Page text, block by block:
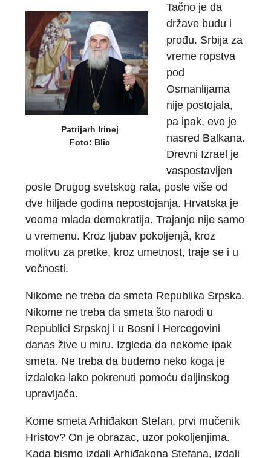
Patrijarh Irinej
Foto: Blic
Tačno je da
države budu i
prođu. Srbija za
vreme ropstva
pod
Osmanlijama
nije postojala,
pa ipak, evo je
nasred Balkana.
Drevni Izrael je
vaspostavljen
posle Drugog svetskog rata, posle više od
dve hiljade godina nepostojanja. Hrvatska je
veoma mlada demokratija. Trajanje nije samo
u vremenu. Kroz ljubav pokoljenjâ, kroz
molitvu za pretke, kroz umetnost, traje se i u
večnosti.
Nikome ne treba da smeta Republika Srpska.
Nikome ne treba da smeta što narodi u
Republici Srpskoj i u Bosni i Hercegovini
danas žive u miru. Izgleda da nekome ipak
smeta. Ne treba da budemo neko koga je
izdaleka lako pokrenuti pomoću daljinskog
upravljača.
Kome smeta Arhiđakon Stefan, prvi mučenik
Hristov? On je obrazac, uzor pokoljenjima.
Kada bismo izdali Arhiđakona Stefana, izdali